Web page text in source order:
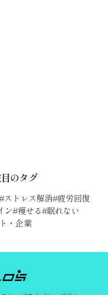
のタグ
ストレス解消 疲労回復
ン 痩せる 眠れない
・企業